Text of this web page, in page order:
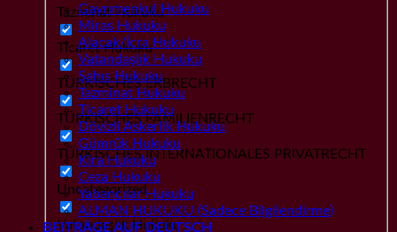
Tazminat Hukuku
Ticaret Hukuku
TÜRKISCHES ERBRECHT
TÜRKISCHES FAMILIENRECHT
TÜRKISCHES INTERNATIONALES PRIVATRECHT
Uncategorized
Vatandaşlık Hukuku
Gayrımenkul Hukuku
Miras Hukuku
Alacak/İcra Hukuku
Vatandaşlık Hukuku
Şahıs Hukuku
Tazminat Hukuku
Ticaret Hukuku
Dövizli Askerlik Hukuku
Gümrük Hukuku
Kira Hukuku
Ceza Hukuku
Yabancılar Hukuku
ALMAN HUKUKU (Sadece Bilgilendirme)
BEITRÄGE AUF DEUTSCH